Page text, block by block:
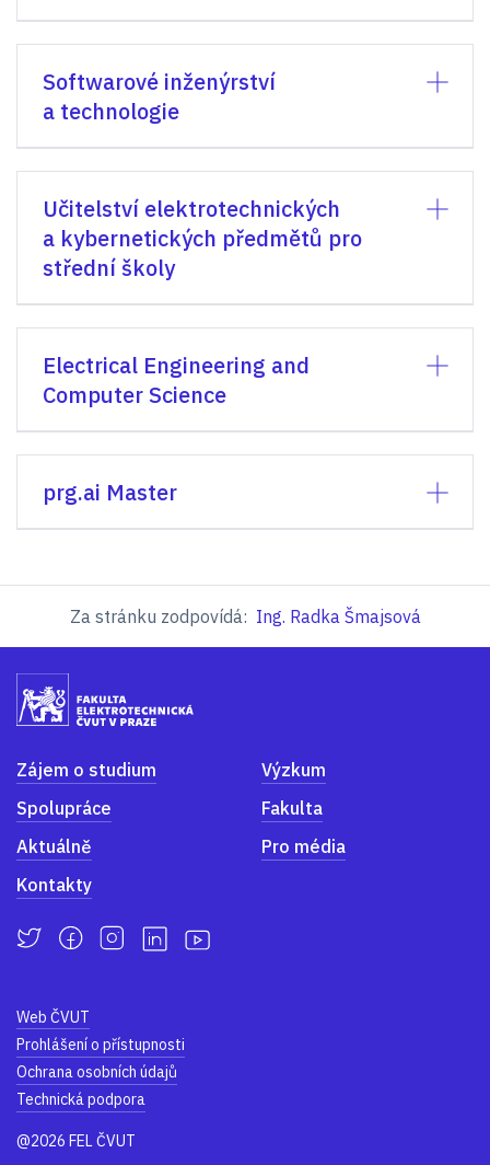
Softwarové inženýrství
a technologie
Učitelství elektrotechnických
a kybernetických předmětů pro
střední školy
Electrical Engineering and
Computer Science
prg.ai Master
Za stránku zodpovídá: Ing. Radka Šmajsová
Zájem o studium
Výzkum
Spolupráce
Fakulta
Aktuálně
Pro média
Kontakty
Web ČVUT
Prohlášení o přístupnosti
Ochrana osobních údajů
Technická podpora
@2026 FEL ČVUT